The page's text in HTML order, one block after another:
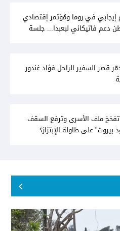
في روما ومُؤتمر إقتصادي
دعم فاتيكاني لبعبدا... جلسة
قصر السفير الراحل فؤاد غندور
تفخخ ملف الأسرى وترفع السقف
بيروت" على طاولة الإبتزاز؟